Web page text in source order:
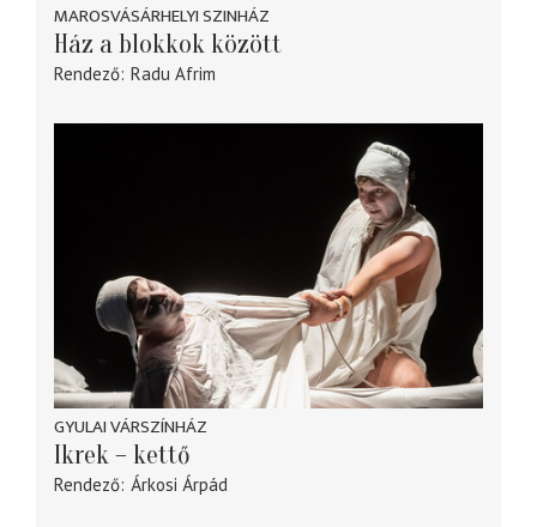
MAROSVÁSÁRHELYI SZINHÁZ
Ház a blokkok között
Rendező Radu Afrim
GYULAI VÁRSZÍNHÁZ
Ikrek – kettő
Rendező Árkosi Árpád